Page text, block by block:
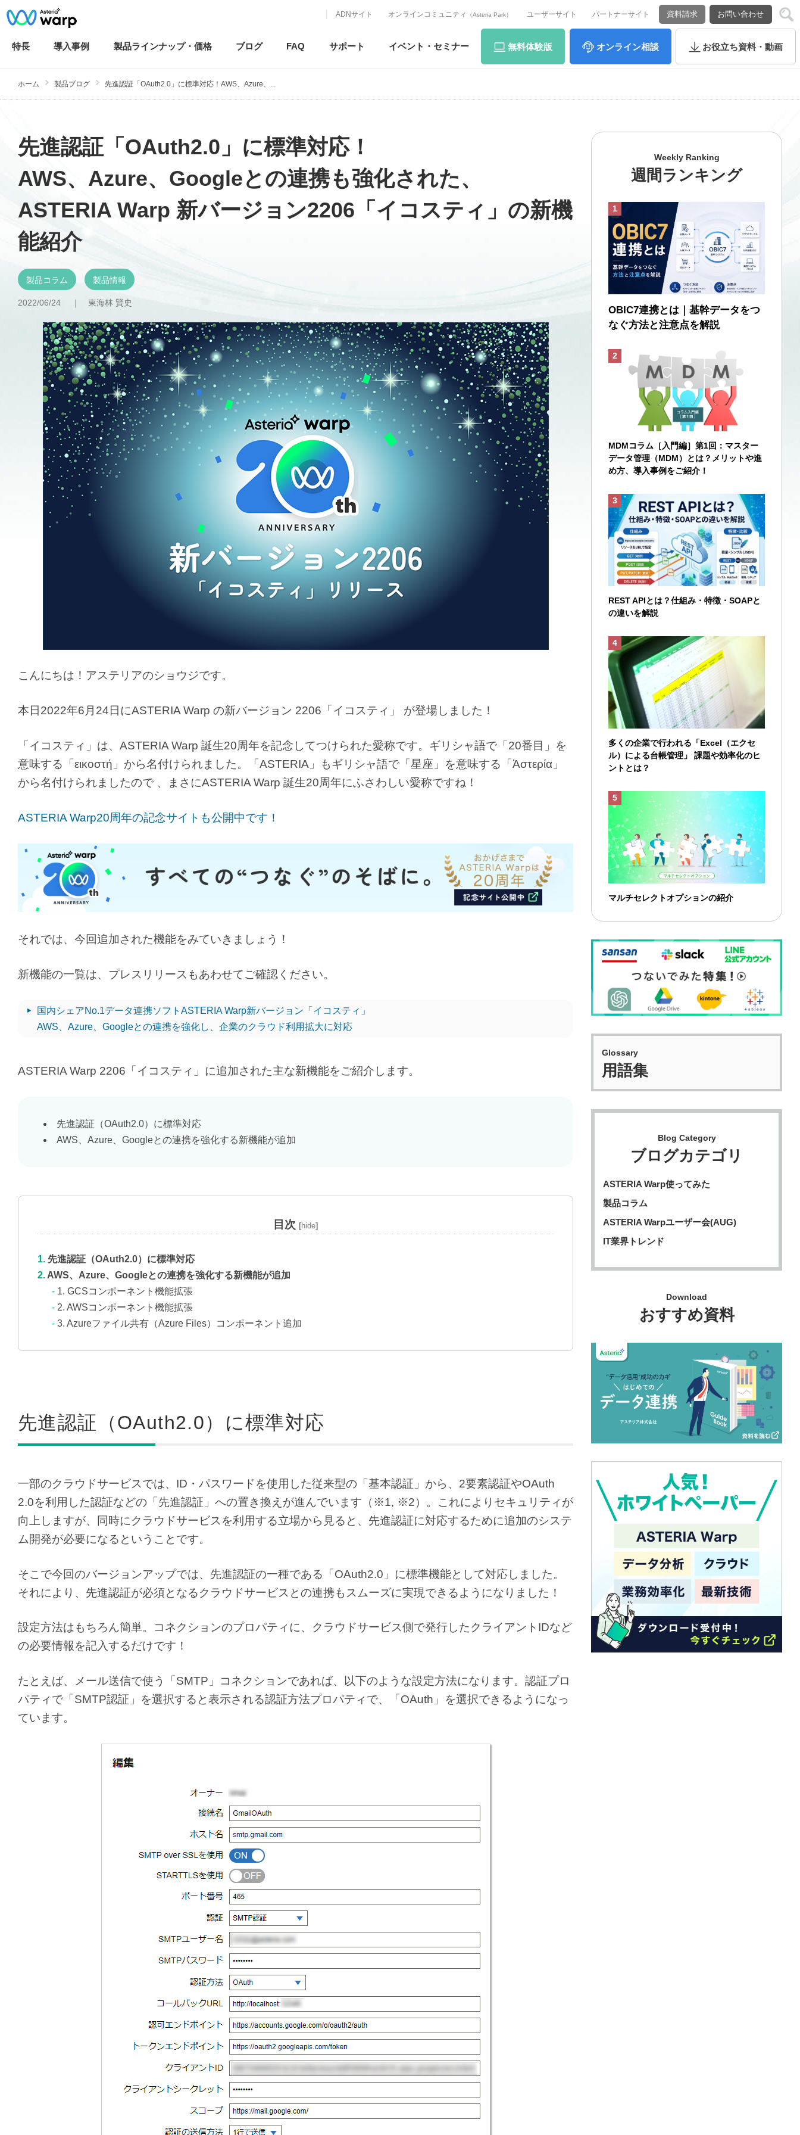
ADNサイト オンラインコミュニティ （Asteria Park） ユーザーサイト パートナーサイト 資料請求 お問い合わせ
特長 導入事例 製品ラインナップ・ 価格 ブログ FAQ サポート イベント・ セミナー 無料体験版 オンライン相談 お役立ち資料・動画
ホーム 製品ブログ 先進認証「OAuth2.0」に標準対応！AWS、Azure、...
先進認証「OAuth2.0」に標準対応！
AWS、Azure、Googleとの連携も強化された、
ASTERIA Warp 新バージョン2206「イコスティ」の新機
能紹介
製品コラム 製品情報
2022/06/24 ｜ 東海林 賢史
こんにちは！アステリアのショウジです。
本日2022年6月24日にASTERIA Warp の新バージョン 2206「イコスティ」 が登場しました！
「イコスティ」は、ASTERIA Warp 誕生20周年を記念してつけられた愛称です。ギリシャ語で「20番目」を
意味する「εικοστή」から名付けられました。「ASTERIA」もギリシャ語で「星座」を意味する「Ἀστερία」
から名付けられましたので 、まさにASTERIA Warp 誕生20周年にふさわしい愛称ですね！
ASTERIA Warp20周年の記念サイトも公開中です！
それでは、今回追加された機能をみていきましょう！
新機能の一覧は、プレスリリースもあわせてご確認ください。
国内シェアNo.1データ連携ソフトASTERIA Warp新バージョン「イコスティ」
AWS、Azure、Googleとの連携を強化し、企業のクラウド利用拡大に対応
ASTERIA Warp 2206「イコスティ」に追加された主な新機能をご紹介します。
先進認証（OAuth2.0）に標準対応
AWS、Azure、Googleとの連携を強化する新機能が追加
目次 [hide]
先進認証（OAuth2.0）に標準対応
AWS、Azure、Googleとの連携を強化する新機能が追加
1. GCSコンポーネント機能拡張
2. AWSコンポーネント機能拡張
3. Azureファイル共有（Azure Files）コンポーネント追加
先進認証（OAuth2.0）に標準対応
一部のクラウドサービスでは、ID・パスワードを使用した従来型の「基本認証」から、2要素認証やOAuth
2.0を利用した認証などの「先進認証」への置き換えが進んでいます（※1, ※2）。これによりセキュリティが
向上しますが、同時にクラウドサービスを利用する立場から見ると、先進認証に対応するために追加のシステ
ム開発が必要になるということです。
そこで今回のバージョンアップでは、先進認証の一種である「OAuth2.0」に標準機能として対応しました。
それにより、先進認証が必須となるクラウドサービスとの連携もスムーズに実現できるようになりました！
設定方法はもちろん簡単。コネクションのプロパティに、クラウドサービス側で発行したクライアントIDなど
の必要情報を記入するだけです！
たとえば、メール送信で使う「SMTP」コネクションであれば、以下のような設定方法になります。認証プロ
パティで「SMTP認証」を選択すると表示される認証方法プロパティで、「OAuth」を選択できるようになっ
ています。
Weekly Ranking
週間ランキング
OBIC7連携とは｜基幹データをつ
なぐ方法と注意点を解説
MDMコラム［入門編］第1回：マスター
データ管理（MDM）とは？メリットや進
め方、導入事例をご紹介！
REST APIとは？仕組み・特徴・SOAPと
の違いを解説
多くの企業で行われる「Excel（エクセ
ル）による台帳管理」 課題や効率化のヒ
ントとは？
マルチセレクトオプションの紹介
Glossary
用語集
Blog Category
ブログカテゴリ
ASTERIA Warp使ってみた
製品コラム
ASTERIA Warpユーザー会(AUG)
IT業界トレンド
Download
おすすめ資料